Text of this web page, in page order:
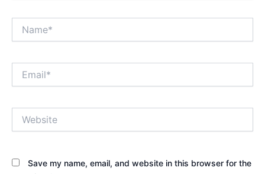
Save my name, email, and website in this browser for the